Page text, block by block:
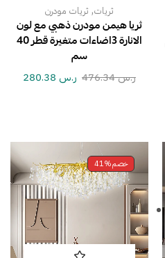
ثريات, ثريات مودرن
ثريا هيمن مودرن ذهبي مع لون
الانارة 3اضاءات متغيرة قطر 40
سم
ر.س476.34 ر.س
خصم41%